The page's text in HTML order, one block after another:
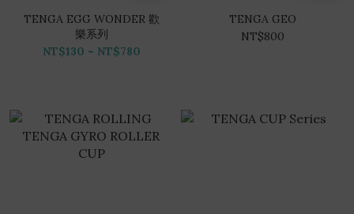
TENGA EGG WONDER 歡
樂系列
NT$130 ~ NT$780
TENGA GEO
NT$800